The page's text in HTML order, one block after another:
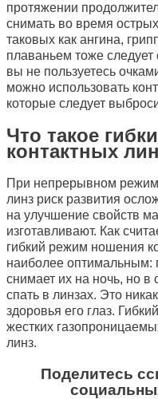
протяжении
снимать во время
таковых как ангина,
плаваньем тоже следует
вы не пользуетесь
можно использовать
которые следует
Что такое
контактных
При непрерывном
линз риск развития
на улучшение свойств
изготавливают. Как
гибкий режим ношения
наиболее оптимальным:
снимает их на ночь, но в
спать в линзах. Это
здоровья его глаз.
жестких
линз.
Поделитесь